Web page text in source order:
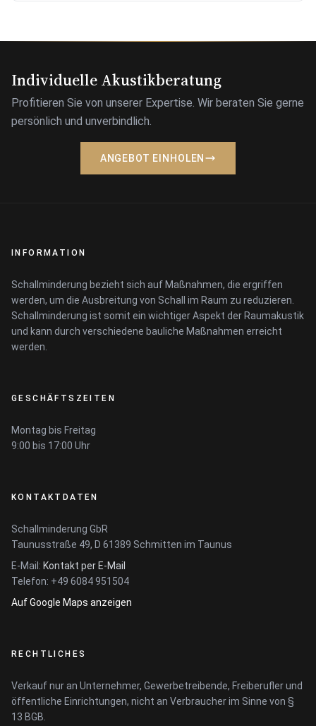
Individuelle Akustikberatung
Profitieren Sie von unserer Expertise. Wir beraten Sie gerne
persönlich und unverbindlich.
ANGEBOT EINHOLEN
INFORMATION
Schallminderung bezieht sich auf Maßnahmen, die ergriffen
werden, um die Ausbreitung von Schall im Raum zu reduzieren.
Schallminderung ist somit ein wichtiger Aspekt der Raumakustik
und kann durch verschiedene bauliche Maßnahmen erreicht
werden.
GESCHÄFTSZEITEN
Montag bis Freitag
9:00 bis 17:00 Uhr
KONTAKTDATEN
Schallminderung GbR
Taunusstraße 49, D 61389 Schmitten im Taunus
E-Mail: Kontakt per E-Mail
Telefon: +49 6084 951504
Auf Google Maps anzeigen
RECHTLICHES
Verkauf nur an Unternehmer, Gewerbetreibende, Freiberufler und
öffentliche Einrichtungen, nicht an Verbraucher im Sinne von §
13 BGB.